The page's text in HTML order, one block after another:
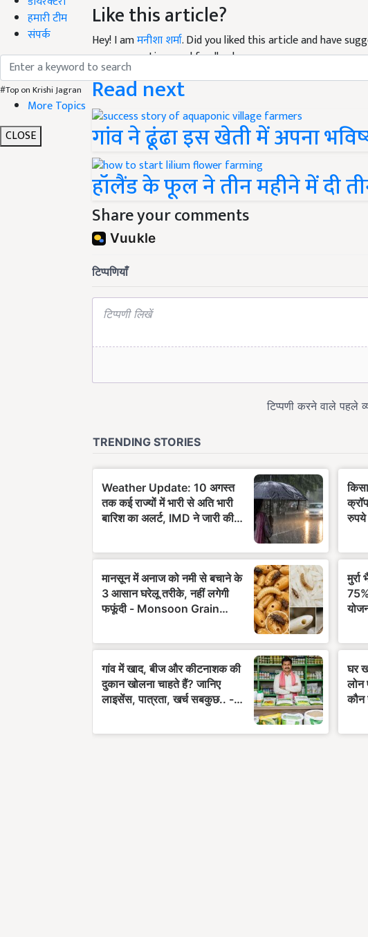
हमारी टीम
संपर्क
#Top on Krishi Jagran
More Topics
CLOSE
Like this article?
Hey! I amमनीशा शर्मा. Did you liked this article and have
your suggestions and feedback.
Read next
गांव ने ढूंढा इस खेती में अपना
हॉलैंड के फूल ने तीन महीने में दी
Share your comments